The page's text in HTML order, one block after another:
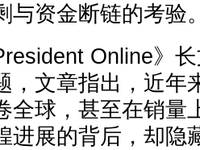
与资金断链的考验
Online》
，文章指出，近年
全球，甚至在销量
进展的背后，却隐